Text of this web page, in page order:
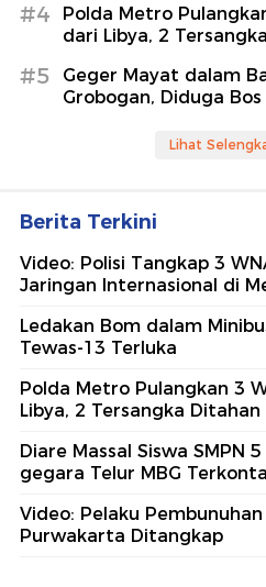
#4
Polda Metro
dari Libya, 2
#5
Geger Mayat dalam
Grobogan, Diduga
Lihat
Berita Terkini
Video: Polisi Tangkap 3
Jaringan Internasional di
Ledakan Bom dalam
Tewas-13 Terluka
Polda Metro Pulangkan 3
Libya, 2 Tersangka Ditahan
Diare Massal Siswa SMPN
gegara Telur MBG
Video: Pelaku
Purwakarta Ditangkap